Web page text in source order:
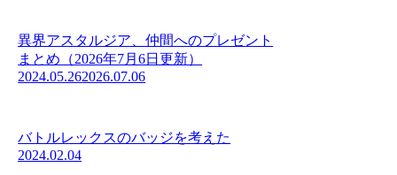
異界アスタルジア、仲間へのプレゼント
まとめ（2026年7月6日更新）
2024.05.262026.07.06
バトルレックスのバッジを考えた
2024.02.04